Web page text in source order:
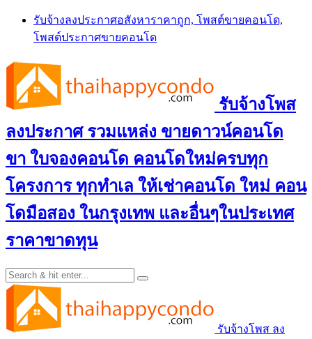
Skip
content
รับจ้างลงประกาศอสังหาราคาถูก, โพสต์ขายคอนโด,
โพสต์ประกาศขายคอนโด
รับจ้างโพส
ลงประกาศ รวมแหล่ง ขายดาวน์คอนโด
ขา ใบจองคอนโด คอนโดใหม่ครบทุก
โครงการ ทุกทำเล ให้เช่าคอนโด ใหม่ คอน
โดมือสอง ในกรุงเทพ และอื่นๆในประเทศ
ราคาขาดทุน
รับจ้างโพส ลง